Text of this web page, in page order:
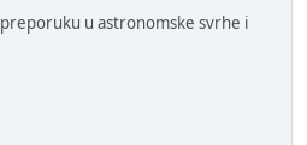
u astronomske svrhe i